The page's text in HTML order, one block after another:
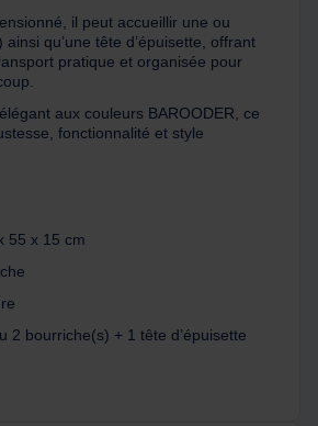
il peut accueillir une ou
qu’une tête d’épuisette, offrant
pratique et organisée pour
aux couleurs BAROODER, ce
fonctionnalité et style
55 x 15 cm
2 bourriche(s) + 1 tête d’épuisette